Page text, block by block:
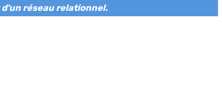
réseau relationnel.